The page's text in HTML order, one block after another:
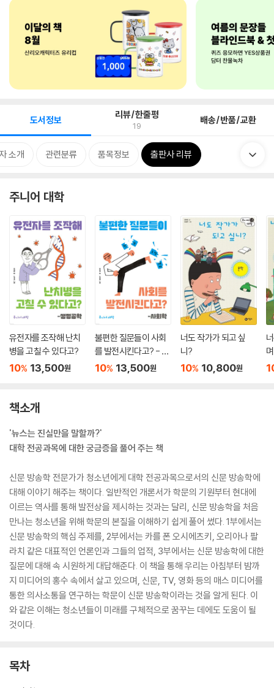
도서정보 리뷰/한줄평
19 배송/반품/교환
소개 관련분류 품목정보 출판사 리뷰
주니어 대학
유전자를 조작해 난치
병을 고칠 수 있다고?
10% 13,500원
불편한 질문들이 사회
를 발전시킨다고? - 사
회학
10% 13,500원
너도 작가가 되고 싶
니?
10% 10,800원
책소개
'뉴스는 진실만을 말할까?'
대학 전공과목에 대한 궁금증을 풀어 주는 책
신문 방송학 전문가가 청소년에게 대학 전공과목으로서의 신문 방송학에
대해 이야기 해주는 책이다. 일반적인 개론서가 학문의 기원부터 현대에
이르는 역사를 통해 발전상을 제시하는 것과는 달리, 신문 방송학을 처음
만나는 청소년을 위해 학문의 본질을 이해하기 쉽게 풀어 썼다. 1부에서는
신문 방송학의 핵심 주제를, 2부에서는 카를 폰 오시에츠키, 오리아나 팔
라치 같은 대표적인 언론인과 그들의 업적, 3부에서는 신문 방송학에 대한
질문에 대해 속 시원하게 대답해준다. 이 책을 통해 우리는 아침부터 밤까
지 미디어의 홍수 속에서 살고 있으며, 신문, TV, 영화 등의 매스 미디어를
통한 의사소통을 연구하는 학문이 신문 방송학이라는 것을 알게 된다. 이
와 같은 이해는 청소년들이 미래를 구체적으로 꿈꾸는 데에도 도움이 될
것이다.
목차